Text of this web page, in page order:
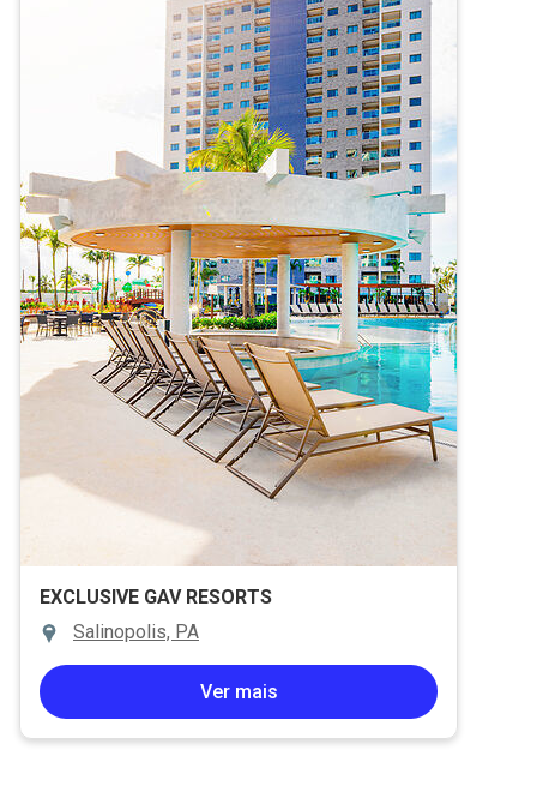
EXCLUSIVE GAV RESORTS
Salinopolis, PA
Ver mais